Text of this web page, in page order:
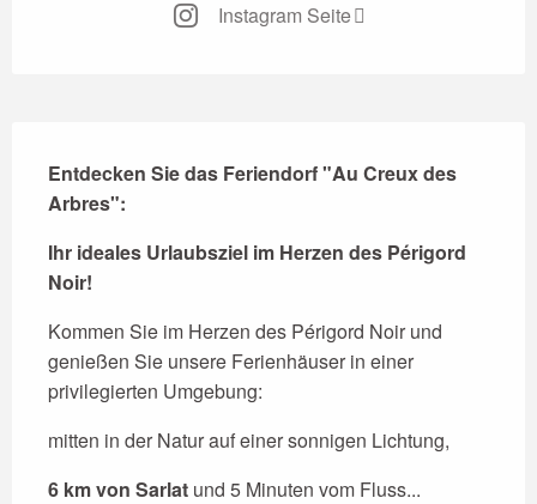
Instagram Seite
Entdecken Sie das Feriendorf "Au Creux des
Arbres":
Ihr ideales Urlaubsziel im Herzen des Périgord
Noir!
Kommen Sie im Herzen des Périgord Noir und
genießen Sie unsere Ferienhäuser in einer
privilegierten Umgebung:
mitten in der Natur auf einer sonnigen Lichtung,
6 km von Sarlat und 5 Minuten vom Fluss...